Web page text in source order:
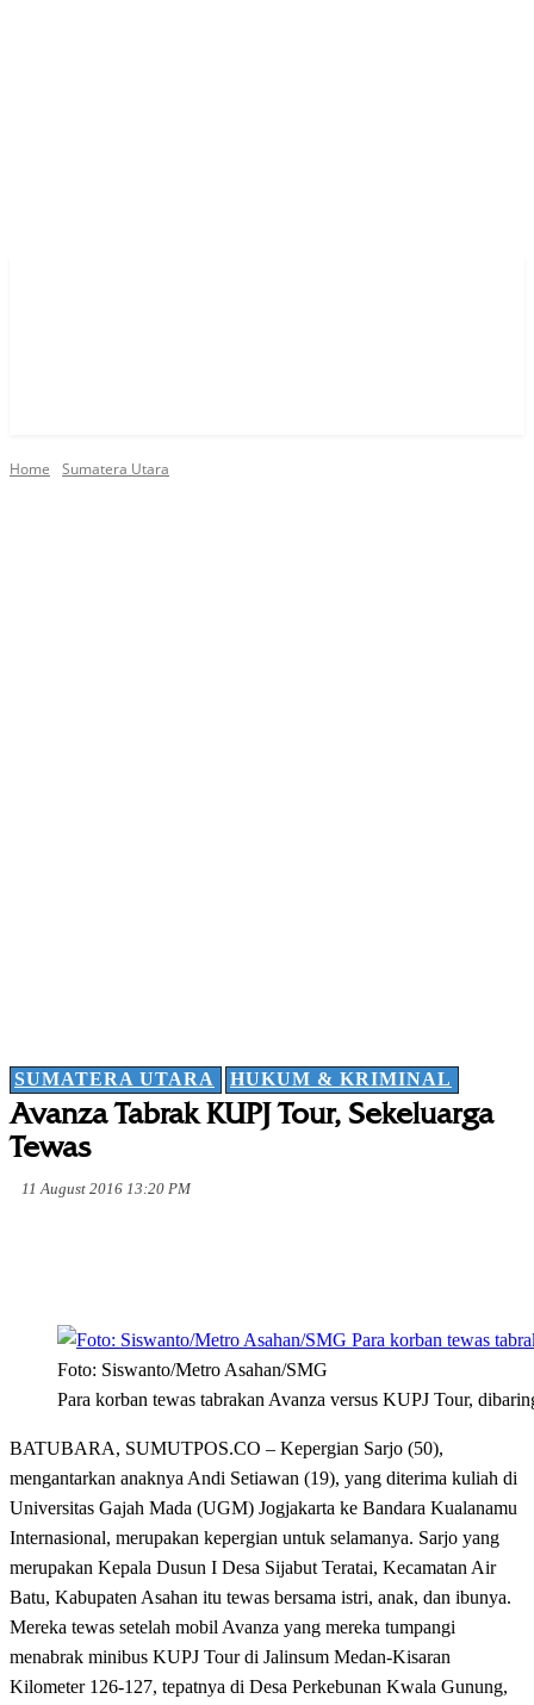
Home Sumatera Utara
SUMATERA UTARA HUKUM & KRIMINAL
Avanza Tabrak KUPJ Tour, Sekeluarga
Tewas
11 August 2016 13:20 PM
Foto: Siswanto/Metro Asahan/SMG
Para korban tewas tabrakan Avanza versus KUPJ Tour,
BATUBARA, SUMUTPOS.CO – Kepergian Sarjo (50),
mengantarkan anaknya Andi Setiawan (19), yang diterima kuliah di
Universitas Gajah Mada (UGM) Jogjakarta ke Bandara Kualanamu
Internasional, merupakan kepergian untuk selamanya. Sarjo yang
merupakan Kepala Dusun I Desa Sijabut Teratai, Kecamatan Air
Batu, Kabupaten Asahan itu tewas bersama istri, anak, dan ibunya.
Mereka tewas setelah mobil Avanza yang mereka tumpangi
menabrak minibus KUPJ Tour di Jalinsum Medan-Kisaran
Kilometer 126-127, tepatnya di Desa Perkebunan Kwala Gunung,